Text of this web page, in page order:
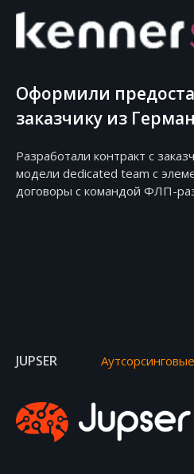
Оформили
заказчику из
Разработали контракт с
модели dedicated team c
договоры с командой ФЛП-
JUPSER